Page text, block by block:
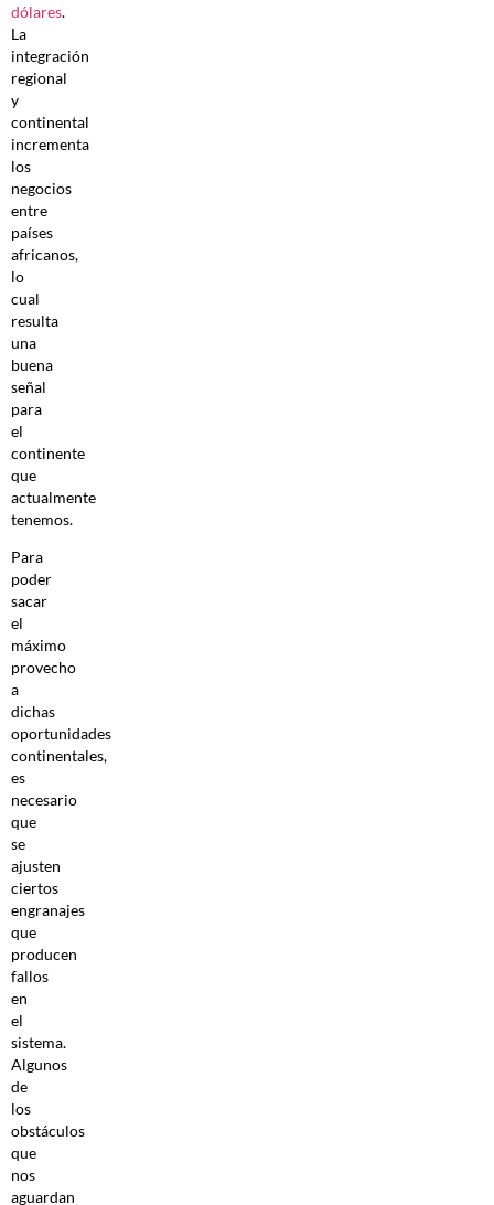
dólares.
La
integración
regional
y
continental
incrementa
los
negocios
entre
países
africanos,
lo
cual
resulta
una
buena
señal
para
el
continente
que
actualmente
tenemos.
Para
poder
sacar
el
máximo
provecho
a
dichas
oportunidades
continentales,
es
necesario
que
se
ajusten
ciertos
engranajes
que
producen
fallos
en
el
sistema.
Algunos
de
los
obstáculos
que
nos
aguardan